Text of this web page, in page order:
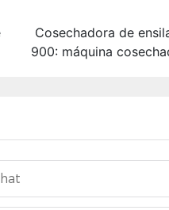
Cosechadora de
900: máquina